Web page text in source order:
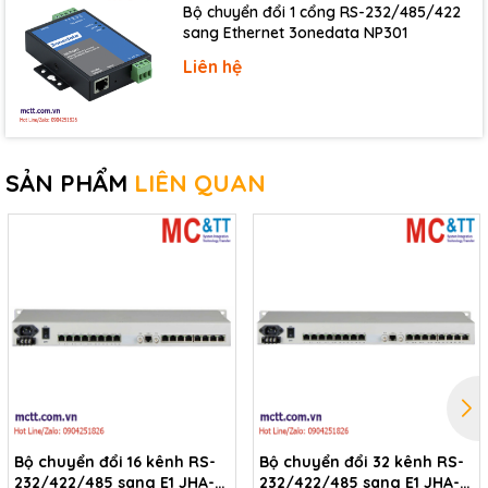
Digital Output
Channels
Type
Load Voltage
Load Current
COM Ports
6 x RS-232
1 x RS-485
Baud Rate
115200 bps Max.
Power
Consumption
2.0 W
Mechanical
Bộ chuyển đổi 1 cổng RS-232/485/422
sang Ethernet 3onedata NP301
Liên hệ
SẢN PHẨM LIÊN QUAN
Bộ chuyển đổi 16 kênh RS-
232/422/485 sang E1 JHA-
Bộ chuyển đổi 32 kênh RS-
232/422/485 sang E1 JHA-